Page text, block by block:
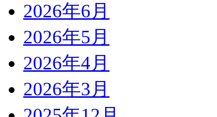
2026年6月
2026年5月
2026年4月
2026年3月